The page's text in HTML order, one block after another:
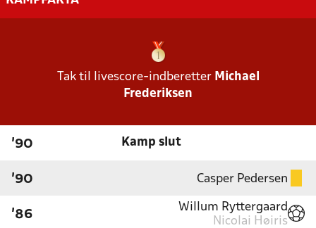
Tak til livescore-indberetter Michael
Frederiksen
'90 Kamp slut
'90 Casper Pedersen
'86
Willum Ryttergaard
Nicolai Høiris